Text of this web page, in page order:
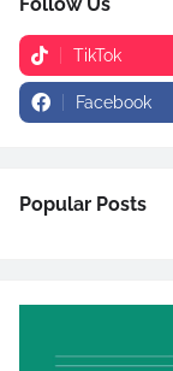
TikTok
Facebook
Popular Posts